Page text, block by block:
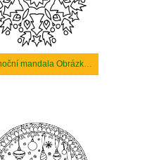
Vánoční mandala Obrázky Zdarma